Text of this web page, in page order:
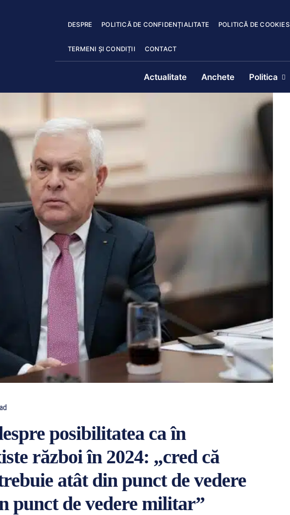
DESPRE POLITICĂ DE CONFIDENȚIALITATE POLITICĂ DE COOKIES
TERMENI ȘI CONDIȚII CONTACT
Actualitate Anchete Politica
posibilitatea ca în
război în 2024: „cred că
atât din punct de vedere
punct de vedere militar”